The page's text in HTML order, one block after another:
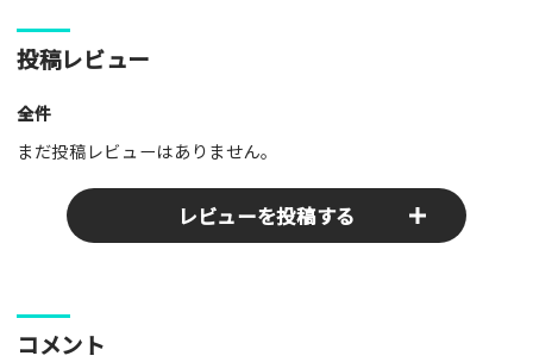
投稿レビュー
全件
まだ投稿レビューはありません。
レビューを投稿する
ここのパークやスポットの感想をぜひお寄せください！みんな
の参考となります！
コメント